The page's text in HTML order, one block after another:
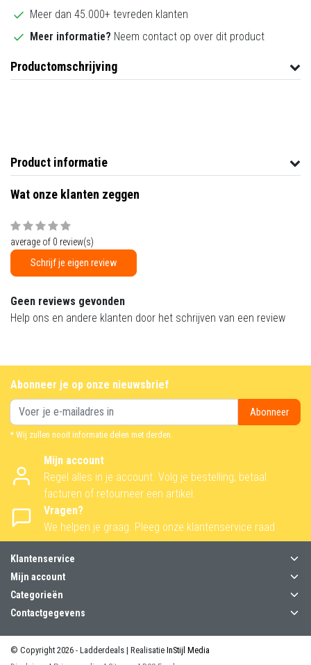
Meer dan 45.000+ tevreden klanten
Meer informatie? Neem contact op over dit product
Productomschrijving
Product informatie
Wat onze klanten zeggen
average of 0 review(s)
Schrijf je eigen review
Geen reviews gevonden
Help ons en andere klanten door het schrijven van een review
Abonneer je op onze nieuwsbrief
Abonneer
* Wij zullen nooit informatie delen met derden.
Mijn account
Regel alles in je account. Volg je bestelling, betaal
facturen of retourneer een artikel.
Vragen?
We helpen je graag. Pleeg onze klantenservice raad
Klantenservice
Mijn account
Categorieën
Contactgegevens
© Copyright 2026 - Ladderdeals | Realisatie InStijl Media